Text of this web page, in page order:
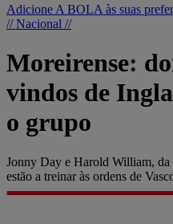
Adicione A BOLA às suas
// Nacional //
Moreirense:
vindos de
o grupo
Jonny Day e Harold William, da
estão a treinar às ordens de